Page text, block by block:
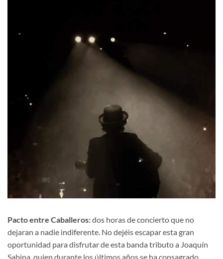
Pacto entre Caballeros:dos horas de concierto que no
dejaran a nadie indiferente. No dejéis escapar esta gran
oportunidad para disfrutar de esta banda tributo a Joaquín
Sabina, quien durante los últimos años se ha consagrado